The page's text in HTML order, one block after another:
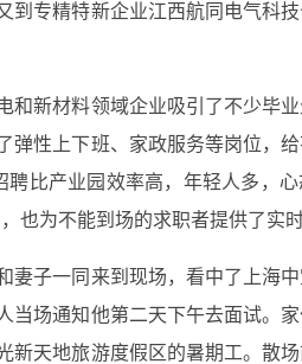
专精特新企业江西航同电气科技
新材料领域企业吸引了不少毕
弹性上下班、家政服务等岗位，
比产业园效率高，年轻人多，
也为不能到场的求职者提供了实时
妻子一同来到现场，看中了上海
当场通知他第二天下午去面试。
天地旅游度假区的暑期工。散